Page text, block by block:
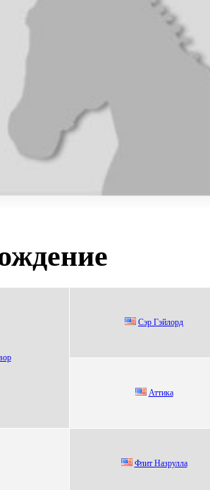
Сэр Гэйлoрд
Аттика
Флит Hазрулла